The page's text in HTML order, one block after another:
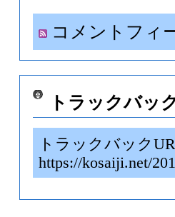
コメントフィ
トラックバッ
トラックバック
https://kosaiji.net/